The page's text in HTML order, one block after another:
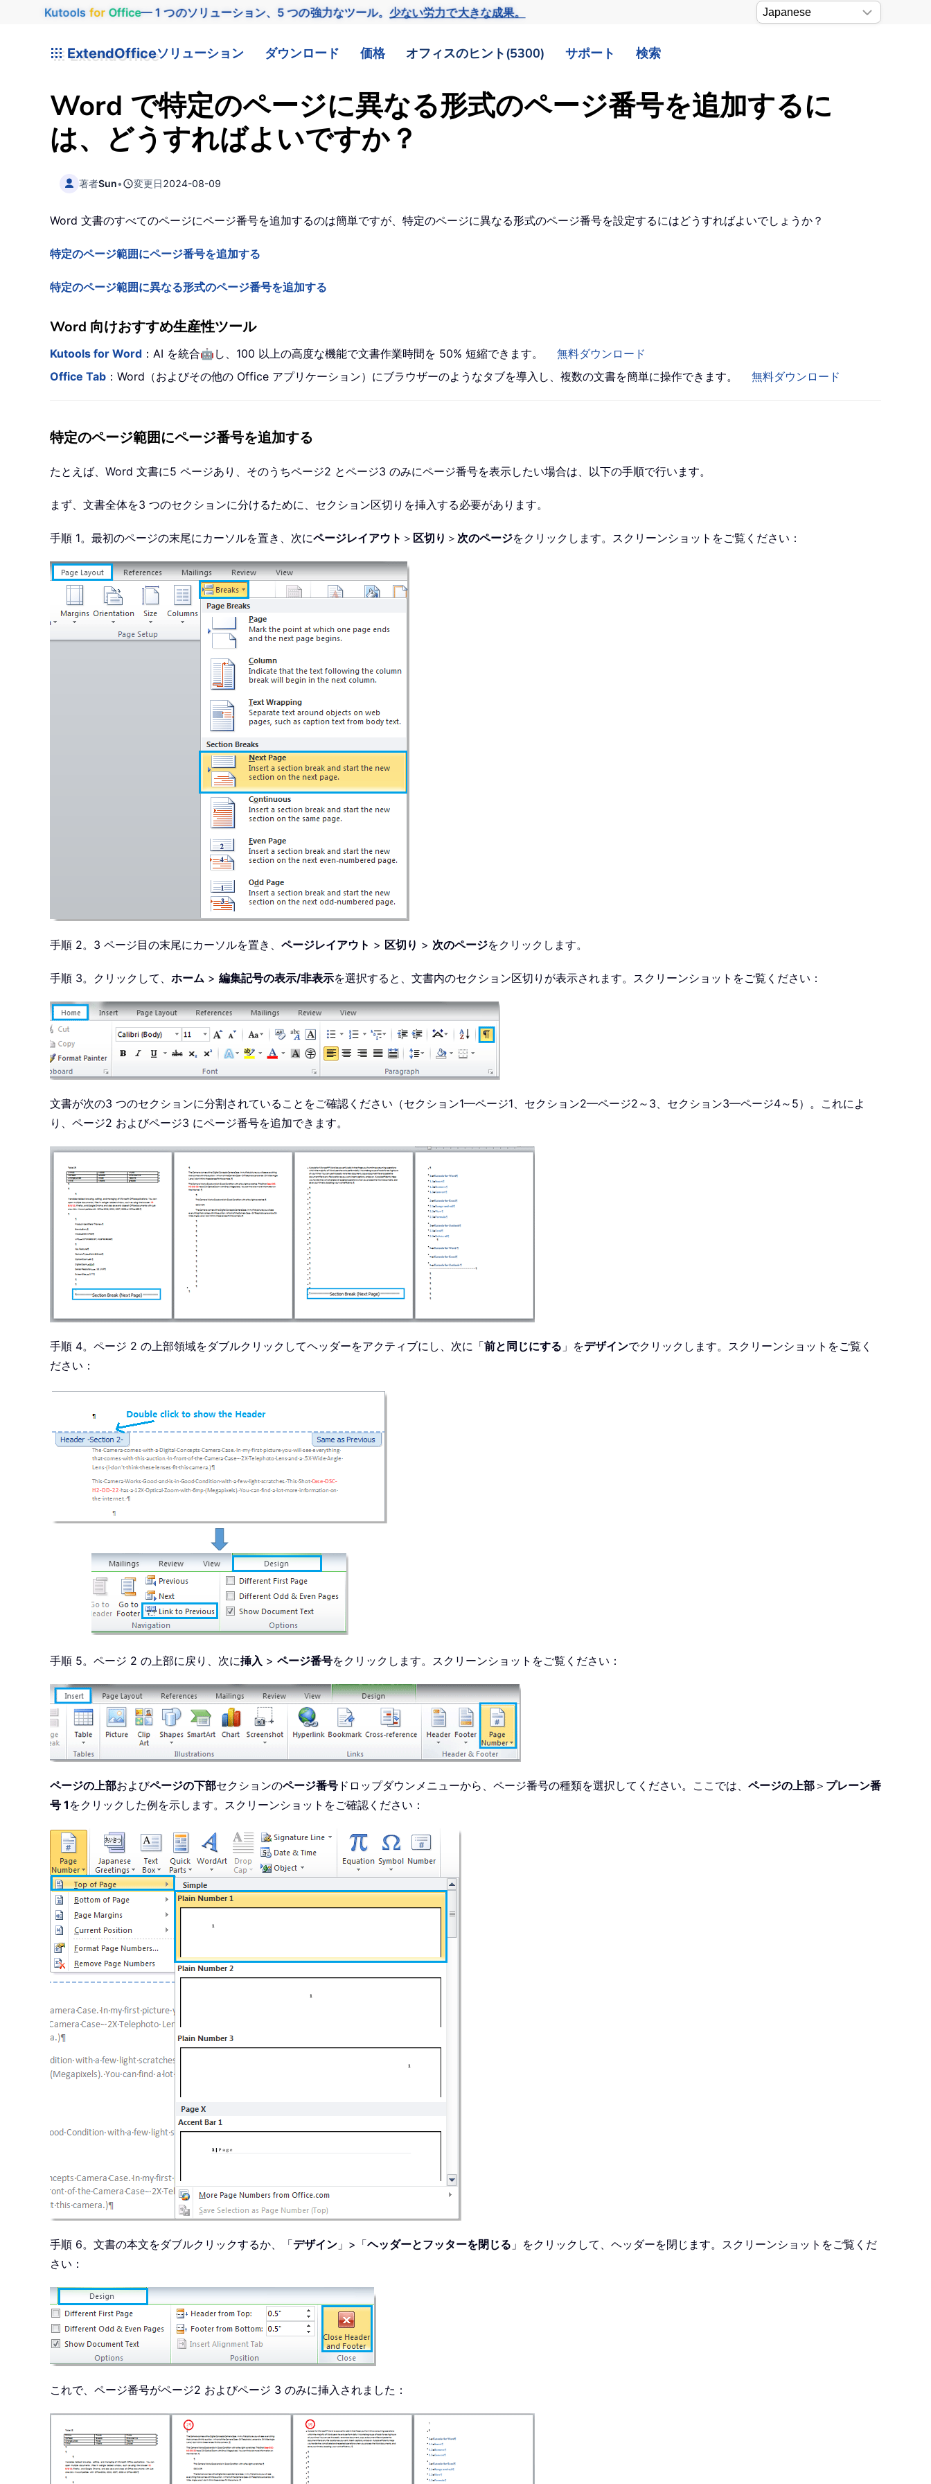
Kutools for Office— 1 つのソリューション、5 つの強力なツール。 少ない労力で大きな成果。
ExtendOfficeソリューション ダウンロード 価格 オフィスのヒント(5300) サポート 検索
Word で特定のページに異なる形式のページ番号を追加するに
は、どうすればよいですか？
著者Sun• 変更日2024-08-09
Word 文書のすべてのページにページ番号を追加するのは簡単ですが、特定のページに異なる形式のページ番号を設定するにはどうすればよいでしょうか？
特定のページ範囲にページ番号を追加する
特定のページ範囲に異なる形式のページ番号を追加する
Word 向けおすすめ生産性ツール
Kutools for Word ：AI を統合🤖 し、100 以上の高度な機能で文書作業時間を 50% 短縮できます。
無料ダウンロード
Office Tab ：Word（およびその他の Office アプリケーション）にブラウザーのようなタブを導入し、複数の文書を簡単に操作できます。 無料ダウンロード
特定のページ範囲にページ番号を追加する
たとえば、Word 文書に5 ページあり、そのうちページ2 とページ3 のみにページ番号を表示したい場合は、以下の手順で行います。
まず、文書全体を3 つのセクションに分けるために、セクション区切りを挿入する必要があります。
手順 1。最初のページの末尾にカーソルを置き、次にページレイアウト ＞ 区切り ＞ 次のページをクリックします。スクリーンショットをご覧ください：
手順 2。3 ページ目の末尾にカーソルを置き、 ページレイアウト > 区切り > 次のページをクリックします。
手順 3。クリックして、 ホーム > 編集記号の表示/非表示を選択すると、文書内のセクション区切りが表示されます。スクリーンショットをご覧ください：
文書が次の3 つのセクションに分割されていることをご確認ください（セクション1—ページ1、セクション2—ページ2～3、セクション3—ページ4～5）。これによ
り、ページ2 およびページ3 にページ番号を追加できます。
手順 4。ページ 2 の上部領域をダブルクリックしてヘッダーをアクティブにし、次に「前と同じにする 」をデザインでクリックします。スクリーンショットをご覧く
ださい：
手順 5。ページ 2 の上部に戻り、次に挿入 > ページ番号をクリックします。スクリーンショットをご覧ください：
ページの上部およびページの下部セクションのページ番号 ドロップダウンメニューから、ページ番号の種類を選択してください。ここでは、 ページの上部 ＞ プレーン番
号 1 をクリックした例を示します。スクリーンショットをご確認ください：
手順 6。文書の本文をダブルクリックするか、「デザイン 」>「ヘッダーとフッターを閉じる 」をクリックして、ヘッダーを閉じます。スクリーンショットをご覧くだ
さい：
これで、ページ番号がページ2 およびページ 3 のみに挿入されました：